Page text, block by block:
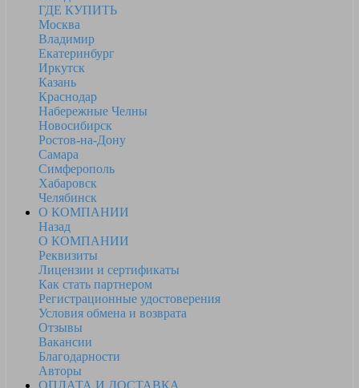
ГДЕ КУПИТЬ
Москва
Владимир
Екатеринбург
Иркутск
Казань
Краснодар
Набережные Челны
Новосибирск
Ростов-на-Дону
Самара
Симферополь
Хабаровск
Челябинск
О КОМПАНИИ
Назад
О КОМПАНИИ
Реквизиты
Лицензии и сертификаты
Как стать партнером
Регистрационные удостоверения
Условия обмена и возврата
Отзывы
Вакансии
Благодарности
Авторы
ОПЛАТА И ДОСТАВКА